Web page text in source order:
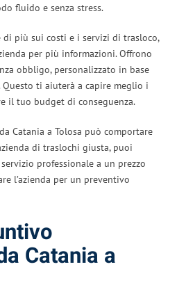
fluido e senza stress.
di più sui costi e i servizi di trasloco,
per più informazioni. Offrono
obbligo, personalizzato in base
Questo ti aiuterà a capire meglio i
il tuo budget di conseguenza.
Catania a Tolosa può comportare
di traslochi giusta, puoi
professionale a un prezzo
l’azienda per un preventivo
Catania a